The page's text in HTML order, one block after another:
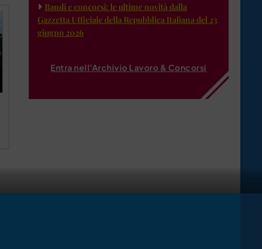
Bandi e concorsi: le ultime novità dalla
Gazzetta Ufficiale della Repubblica Italiana del 23
giugno 2026
Entra nell'Archivio Lavoro & Concorsi